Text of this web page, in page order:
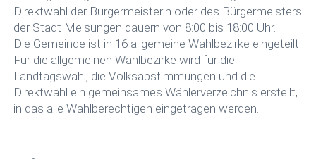
Direktwahl der Bürgermeisterin oder des Bürgermeisters
der Stadt Melsungen dauern von 8:00 bis 18:00 Uhr.
Die Gemeinde ist in 16 allgemeine Wahlbezirke eingeteilt.
Für die allgemeinen Wahlbezirke wird für die
Landtagswahl, die Volksabstimmungen und die
Direktwahl ein gemeinsames Wählerverzeichnis erstellt,
in das alle Wahlberechtigen eingetragen werden.